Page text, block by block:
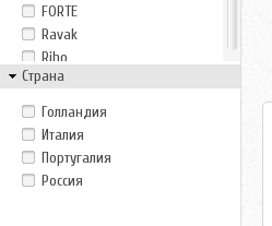
FORTE
Ravak
Riho
Страна
Голландия
Италия
Португалия
Россия